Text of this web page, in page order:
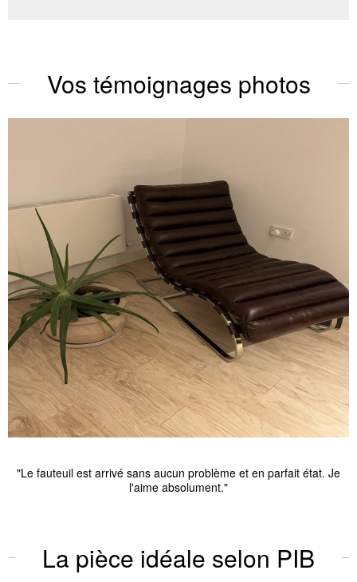
Vos témoignages photos
"Le fauteuil est arrivé sans aucun problème et en parfait état. Je
l'aime absolument."
La pièce idéale selon PIB